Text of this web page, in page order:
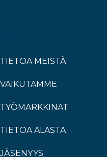
TIETOA MEISTÄ
VAIKUTAMME
TYÖMARKKINAT
TIETOA ALASTA
JÄSENYYS